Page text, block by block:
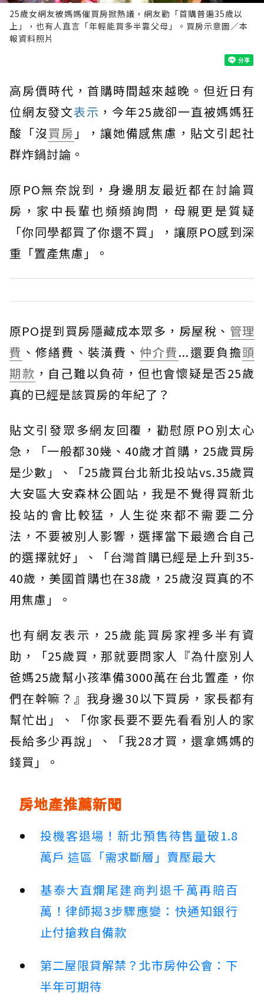
25歲女網友被媽媽催買房掀熱議，網友勸「首購普遍35歲以
上」，也有人直言「年輕能買多半靠父母」。買房示意圖／本
報資料照片
高房價時代，首購時間越來越晚。但近日有
位網友發文表示 ，今年25歲卻一直被媽媽狂
酸「沒 買房 」，讓她備感焦慮，貼文引起社
群炸鍋討論。
原PO無奈說到，身邊朋友最近都在討論買
房，家中長輩也頻頻詢問，母親更是質疑
「你同學都買了你還不買」，讓原PO感到深
重「置產焦慮」。
原PO提到買房隱藏成本眾多，房屋稅、 管理
費 、修繕費、裝潢費、仲介費...還要負擔頭
期款 ，自己難以負荷，但也會懷疑是否25歲
真的已經是該買房的年紀了？
貼文引發眾多網友回覆，勸慰原PO別太心
急，「一般都30幾、40歲才首購，25歲買房
是少數」、「25歲買台北新北投站vs.35歲買
大安區大安森林公園站，我是不覺得買新北
投站的會比較猛，人生從來都不需要二分
法，不要被別人影響，選擇當下最適合自己
的選擇就好」、「台灣首購已經是上升到35-
40歲，美國首購也在38歲，25歲沒買真的不
用焦慮」。
也有網友表示，25歲能買房家裡多半有資
助，「25歲買，那就要問家人『為什麼別人
爸媽25歲幫小孩準備3000萬在台北置產，你
們在幹嘛？』我身邊30以下買房，家長都有
幫忙出」、「你家長要不要先看看別人的家
長給多少再說」、「我28才買，還拿媽媽的
錢買」。
房地產推薦新聞
投機客退場！新北預售待售量破1.8
萬戶 這區「需求斷層」賣壓最大
基泰大直爛尾建商判退千萬再賠百
萬！律師揭3步驟應變：快通知銀行
止付搶救自備款
第二屋限貸解禁？北市房仲公會：下
半年可期待